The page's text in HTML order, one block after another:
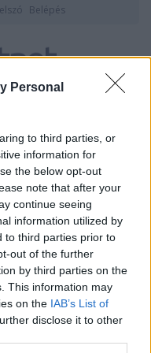
Personal
to third parties, or
information for
the below opt-out
note that after your
continue seeing
information utilized by
to third parties prior to
out of the further
by third parties on the
This information may
on the IAB’s List of
disclose it to other
Belépés
ÉSZLELÉS